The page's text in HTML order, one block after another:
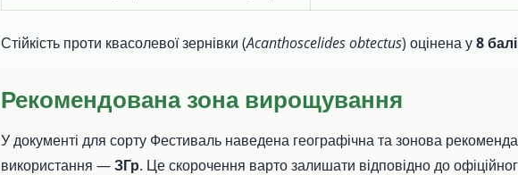
Стійкість проти квасолевої зернівки (Acanthoscelides obtectus) оцінена у8
Рекомендована зона вирощування
У документі для сорту Фестиваль наведена географічна та зонова
використання —ЗГр. Це скорочення варто залишати відповідно до